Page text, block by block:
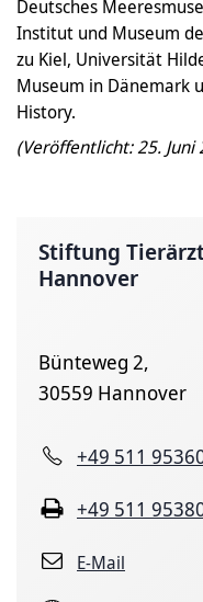
Deutsches
Institut und Museum
zu Kiel, Universität
Museum in Dänemark
History.
(Veröffentlicht: 25. Juni
Stiftung
Hannover
Bünteweg 2,
30559 Hannover
+49 511
+49 511
E-Mail